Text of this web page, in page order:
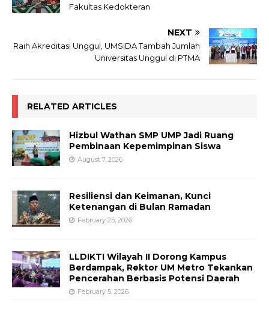
Fakultas Kedokteran
NEXT
Raih Akreditasi Unggul, UMSIDA Tambah Jumlah
Universitas Unggul di PTMA
RELATED ARTICLES
Hizbul Wathan SMP UMP Jadi Ruang
Pembinaan Kepemimpinan Siswa
August 7, 2026
Resiliensi dan Keimanan, Kunci
Ketenangan di Bulan Ramadan
February 25, 2026
LLDIKTI Wilayah II Dorong Kampus
Berdampak, Rektor UM Metro Tekankan
Pencerahan Berbasis Potensi Daerah
February 5, 2026